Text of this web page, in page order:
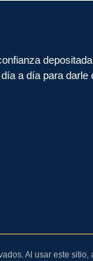
a día para darle
Al usar este